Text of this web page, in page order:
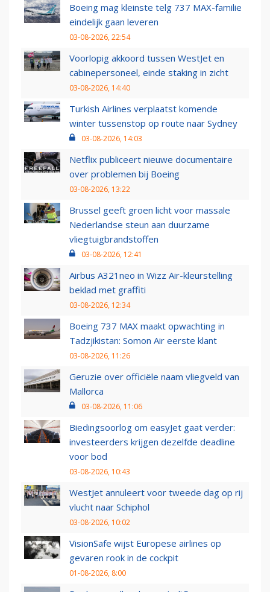
Boeing mag kleinste telg 737 MAX-familie
eindelijk gaan leveren
03-08-2026, 22:54
Voorlopig akkoord tussen WestJet en
cabinepersoneel, einde staking in zicht
03-08-2026, 14:40
Turkish Airlines verplaatst komende
winter tussenstop op route naar Sydney
03-08-2026, 14:03
Netflix publiceert nieuwe documentaire
over problemen bij Boeing
03-08-2026, 13:22
Brussel geeft groen licht voor massale
Nederlandse steun aan duurzame
vliegtuigbrandstoffen
03-08-2026, 12:41
Airbus A321neo in Wizz Air-kleurstelling
beklad met graffiti
03-08-2026, 12:34
Boeing 737 MAX maakt opwachting in
Tadzjikistan: Somon Air eerste klant
03-08-2026, 11:26
Geruzie over officiële naam vliegveld van
Mallorca
03-08-2026, 11:06
Biedingsoorlog om easyJet gaat verder:
investeerders krijgen dezelfde deadline
voor bod
03-08-2026, 10:43
WestJet annuleert voor tweede dag op rij
vlucht naar Schiphol
03-08-2026, 10:02
VisionSafe wijst Europese airlines op
gevaren rook in de cockpit
01-08-2026, 8:00